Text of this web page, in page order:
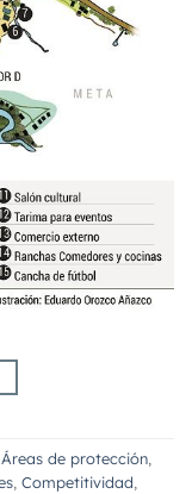
Áreas de protección
Competitividad